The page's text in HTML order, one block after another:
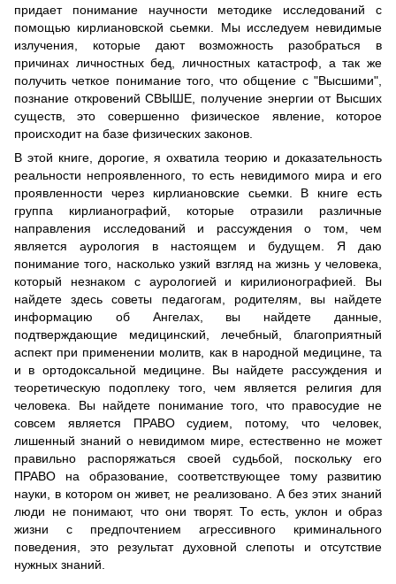
придает понимание научности методике исследований с
помощью кирлиановской сьемки. Мы исследуем невидимые
излучения, которые дают возможность разобраться в
причинах личностных бед, личностных катастроф, а так же
получить четкое понимание того, что общение с "Высшими",
познание откровений СВЫШЕ, получение энергии от Высших
существ, это совершенно физическое явление, которое
происходит на базе физических законов.
В этой книге, дорогие, я охватила теорию и доказательность
реальности непроявленного, то есть невидимого мира и его
проявленности через кирлиановские сьемки. В книге есть
группа кирлианографий, которые отразили различные
направления исследований и рассуждения о том, чем
является аурология в настоящем и будущем. Я даю
понимание того, насколько узкий взгляд на жизнь у человека,
который незнаком с аурологией и кирилионографией. Вы
найдете здесь советы педагогам, родителям, вы найдете
информацию об Ангелах, вы найдете данные,
подтверждающие медицинский, лечебный, благоприятный
аспект при применении молитв, как в народной медицине, та
и в ортодоксальной медицине. Вы найдете рассуждения и
теоретическую подоплеку того, чем является религия для
человека. Вы найдете понимание того, что правосудие не
совсем является ПРАВО судием, потому, что человек,
лишенный знаний о невидимом мире, естественно не может
правильно распоряжаться своей судьбой, поскольку его
ПРАВО на образование, соответствующее тому развитию
науки, в котором он живет, не реализовано. А без этих знаний
люди не понимают, что они творят. То есть, уклон и образ
жизни с предпочтением агрессивного криминального
поведения, это результат духовной слепоты и отсутствие
нужных знаний.